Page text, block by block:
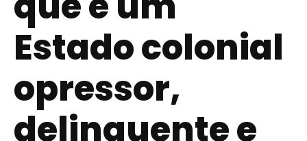
Estado colonial
opressor,
delinquente e